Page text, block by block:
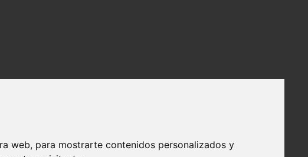
web, para mostrarte contenidos personalizados y